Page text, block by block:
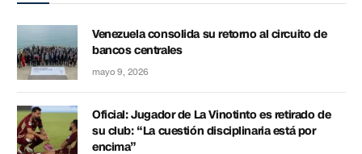
Venezuela consolida su retorno al circuito de
bancos centrales
mayo 9, 2026
Oficial: Jugador de La Vinotinto es retirado de
su club: “La cuestión disciplinaria está por
encima”